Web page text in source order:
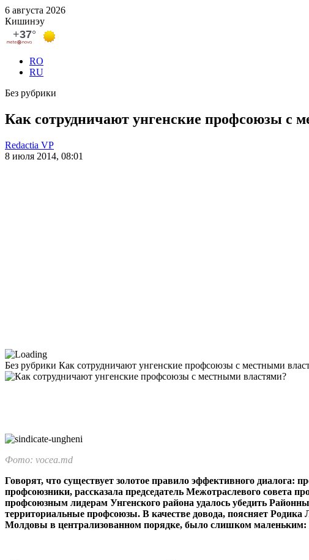
6 августа 2026
Кишинэу
RO
RU
Без рубрики
Как сотрудничают унгенские профсоюзы с
Redactia VP
8 июля 2014, 08:01
Без рубрики Как сотрудничают унгенские профсоюзы с местными
Фото: vocea.md
Говорят, что существует золотое правило эффективного
профсоюзники, рассказала председатель Межотраслевого совета
профсоюзным лидерам Унгенского района удалось убедить
территориальные профсоюзы. В качест­ве довода, поясняет
Молдовы в централизован­ном порядке, было слишком маленьким: